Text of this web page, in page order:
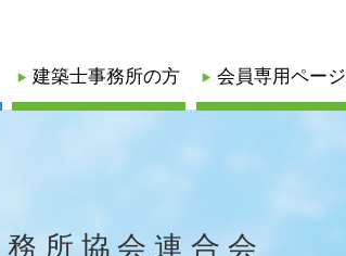
協力会員
建築士事務所の方
員会等開催日程
協力会員
会員専用ページ
所協会連合会